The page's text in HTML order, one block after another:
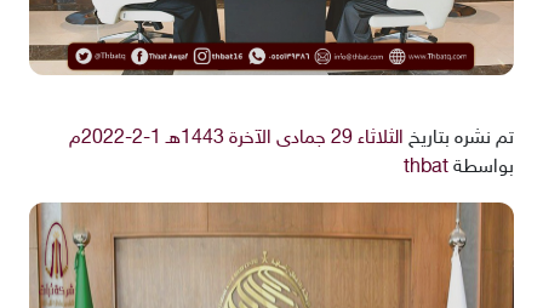
تم نشره بتاريخ الثلاثاء 29 جمادى الآخرة 1443هـ 1-2-2022م
بواسطة thbat